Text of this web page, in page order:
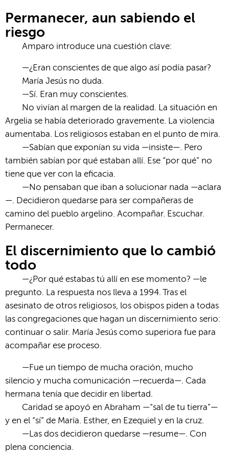
Permanecer, aun sabiendo el
riesgo
Amparo introduce una cuestión clave:
—¿Eran conscientes de que algo así podía pasar?
María Jesús no duda.
—Sí. Eran muy conscientes.
No vivían al margen de la realidad. La situación en
Argelia se había deteriorado gravemente. La violencia
aumentaba. Los religiosos estaban en el punto de mira.
—Sabían que exponían su vida —insiste—. Pero
también sabían por qué estaban allí. Ese “por qué” no
tiene que ver con la eficacia.
—No pensaban que iban a solucionar nada —aclara
—. Decidieron quedarse para ser compañeras de
camino del pueblo argelino. Acompañar. Escuchar.
Permanecer.
El discernimiento que lo cambió
todo
—¿Por qué estabas tú allí en ese momento? —le
pregunto. La respuesta nos lleva a 1994. Tras el
asesinato de otros religiosos, los obispos piden a todas
las congregaciones que hagan un discernimiento serio:
continuar o salir. María Jesús como superiora fue para
acompañar ese proceso.
—Fue un tiempo de mucha oración, mucho
silencio y mucha comunicación —recuerda—. Cada
hermana tenía que decidir en libertad.
Caridad se apoyó en Abraham —“sal de tu tierra”—
y en el “sí” de María. Esther, en Ezequiel y en la cruz.
—Las dos decidieron quedarse —resume—. Con
plena conciencia.